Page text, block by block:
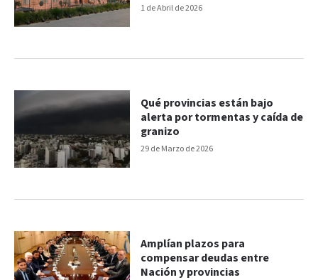
1 de Abril de 2026
29 de Marzo de 2026
Qué provincias están bajo
alerta por tormentas y caída de
granizo
Amplían plazos para
compensar deudas entre
Nación y provincias